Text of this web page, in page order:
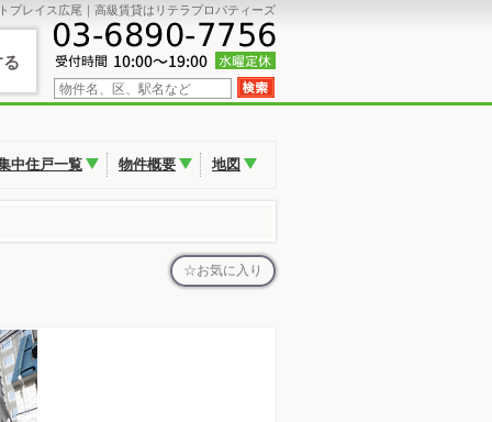
プレイス広尾｜高級賃貸はリテラプロパティーズ
中住戸一覧 物件概要 地図
お気に入り